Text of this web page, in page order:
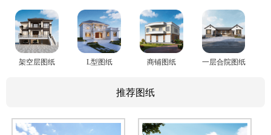
架空层图纸 L型图纸 商铺图纸 一层合院图纸
推荐图纸